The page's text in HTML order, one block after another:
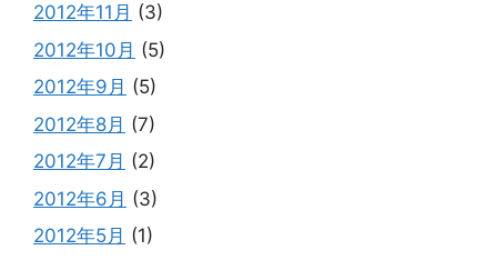
2012年11月 (3)
2012年10月 (5)
2012年9月 (5)
2012年8月 (7)
2012年7月 (2)
2012年6月 (3)
2012年5月 (1)